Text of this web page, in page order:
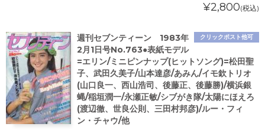
¥2,800(税込)
クリックポスト他可
週刊セブンティーン 1983年
2月1日号No.763●表紙モデル
=エリン/ミニピンナップ(ヒットソング)=松田聖
子、武田久美子/山本達彦/あみん/イモ欽トリオ
(山口良一、西山浩司、後藤正、後藤勝)/横浜銀
蝿/稲垣潤一/永瀬正敏/シブがき隊/太陽にほえろ
(渡辺徹、世良公則、三田村邦彦)/ルー・フィ
ン・チャウ/他